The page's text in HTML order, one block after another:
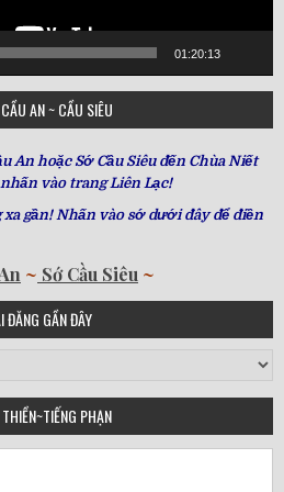
01:20:13
AN ~ CẦU SIÊU
An hoặc Sớ Cầu Siêu đến Chùa Niết
vào trang Liên Lạc!
gần! Nhấn vào sớ dưới đây để điền
~ Sớ Cầu Siêu ~
ĐĂNG GẦN ĐÂY
PHẠN